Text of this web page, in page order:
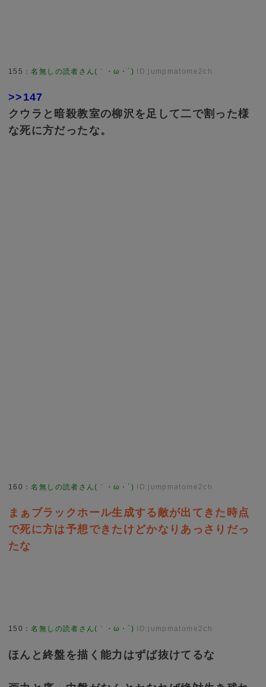
155 ：名無しの読者さん(｀・ω・´) ID:jumpmatome2ch
>>147
クウラと暗殺教室の柳沢を足して二で割った様
な死に方だったな。
160 ：名無しの読者さん(｀・ω・´) ID:jumpmatome2ch
まぁブラックホール生成する敵が出てきた時点
で死に方は予想できたけどかなりあっさりだっ
たな
150 ：名無しの読者さん(｀・ω・´) ID:jumpmatome2ch
ほんと終盤を描く能力はずば抜けてるな